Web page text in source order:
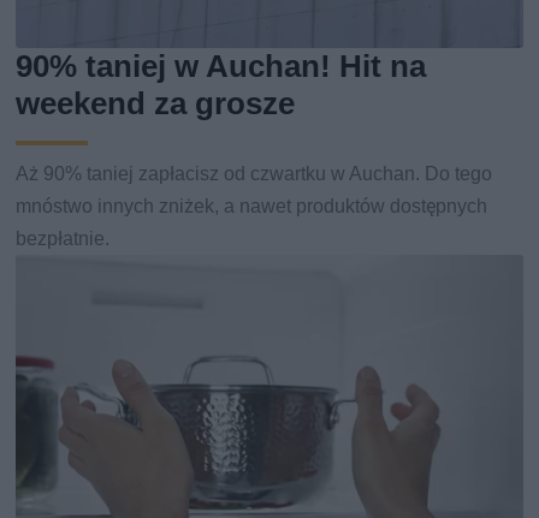
90% taniej w Auchan! Hit na
weekend za grosze
Aż 90% taniej zapłacisz od czwartku w Auchan. Do tego
mnóstwo innych zniżek, a nawet produktów dostępnych
bezpłatnie.